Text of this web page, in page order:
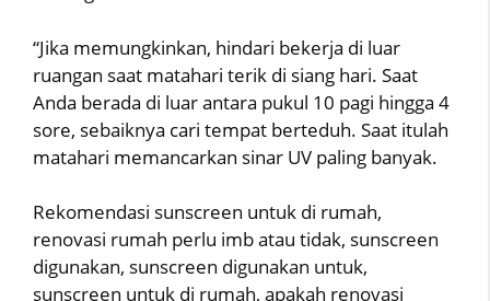
“Jika memungkinkan, hindari bekerja di luar
ruangan saat matahari terik di siang hari. Saat
Anda berada di luar antara pukul 10 pagi hingga 4
sore, sebaiknya cari tempat berteduh. Saat itulah
matahari memancarkan sinar UV paling banyak.
Rekomendasi sunscreen untuk di rumah,
renovasi rumah perlu imb atau tidak, sunscreen
digunakan, sunscreen digunakan untuk,
sunscreen untuk di rumah, apakah renovasi